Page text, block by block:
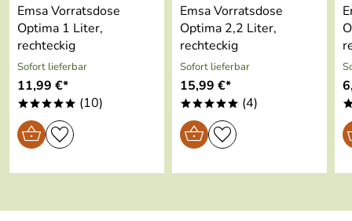
Gute Größe, schöne Farben!
Kaufdatum: 31.03.2025
Bewertungsdatum: 26.04.2025
Emsa Vorratsdose
Optima 1 Liter,
rechteckig
Sofort lieferbar
11,99 €*
***** (10)
Emsa Vorratsdose
Optima 2,2 Liter,
rechteckig
Sofort lieferbar
15,99 €*
***** (4)